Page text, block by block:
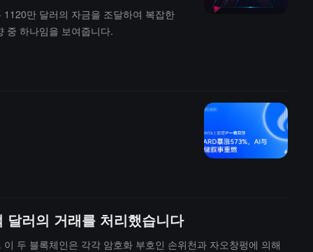
만 달러의 자금을 조달하여 복잡한
중 하나임을 보여줍니다.
러의 거래를 처리했습니다
두 블록체인은 각각 암호화 부호인 손위천과 자오창펑에 의해